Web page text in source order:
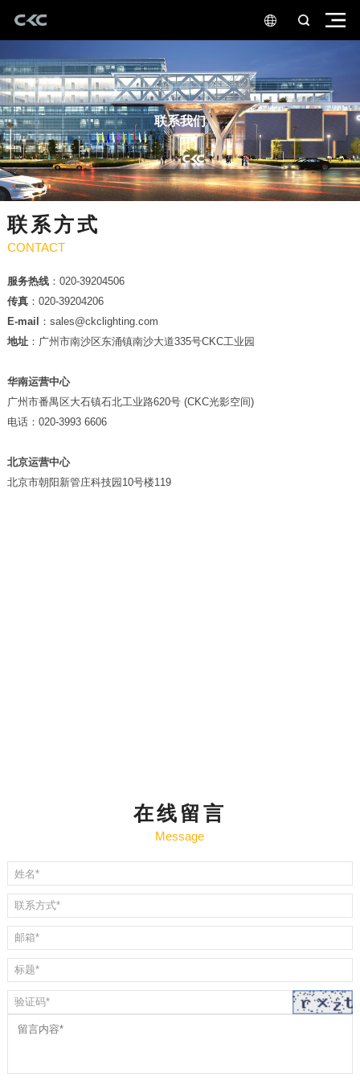
联系我们
联系方式
CONTACT
服务热线：020-39204506
传真：020-39204206
E-mail
：sales@ckclighting.com
地址：广州市南沙区东涌镇南沙大道335号CKC工业园
华南运营中心
广州市番禺区大石镇石北工业路620号 (CKC光影空间)
电话：020-3993 6606
北京运营中心
北京市朝阳新管庄科技园10号楼119
在线留言
Message